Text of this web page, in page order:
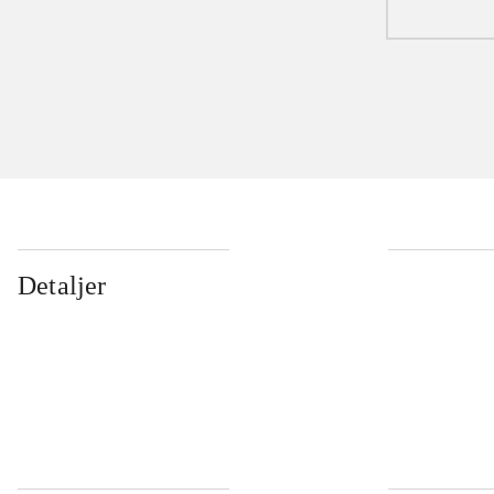
Detaljer